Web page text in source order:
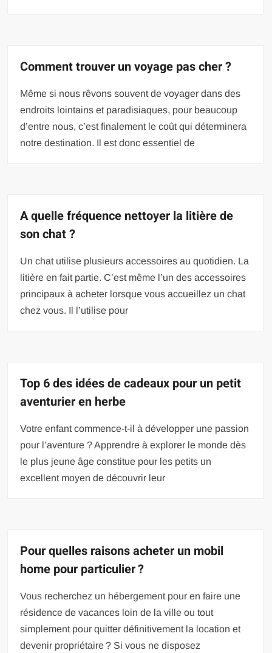
Comment trouver un voyage pas cher ?
Même si nous rêvons souvent de voyager dans des
endroits lointains et paradisiaques, pour beaucoup
d’entre nous, c’est finalement le coût qui déterminera
notre destination. Il est donc essentiel de
A quelle fréquence nettoyer la litière de
son chat ?
Un chat utilise plusieurs accessoires au quotidien. La
litière en fait partie. C’est même l’un des accessoires
principaux à acheter lorsque vous accueillez un chat
chez vous. Il l’utilise pour
Top 6 des idées de cadeaux pour un petit
aventurier en herbe
Votre enfant commence-t-il à développer une passion
pour l’aventure ? Apprendre à explorer le monde dès
le plus jeune âge constitue pour les petits un
excellent moyen de découvrir leur
Pour quelles raisons acheter un mobil
home pour particulier ?
Vous recherchez un hébergement pour en faire une
résidence de vacances loin de la ville ou tout
simplement pour quitter définitivement la location et
devenir propriétaire ? Si vous ne disposez